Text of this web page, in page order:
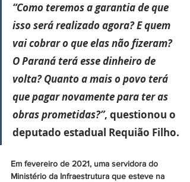
“Como teremos a garantia de que
isso será realizado agora? E quem
vai cobrar o que elas não fizeram?
O Paraná terá esse dinheiro de
volta? Quanto a mais o povo terá
que pagar novamente para ter as
obras prometidas?”, questionou o
deputado estadual Requião Filho.
Em fevereiro de 2021, uma servidora do
Ministério da Infraestrutura que esteve na